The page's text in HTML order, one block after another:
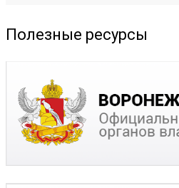
Полезные ресурсы